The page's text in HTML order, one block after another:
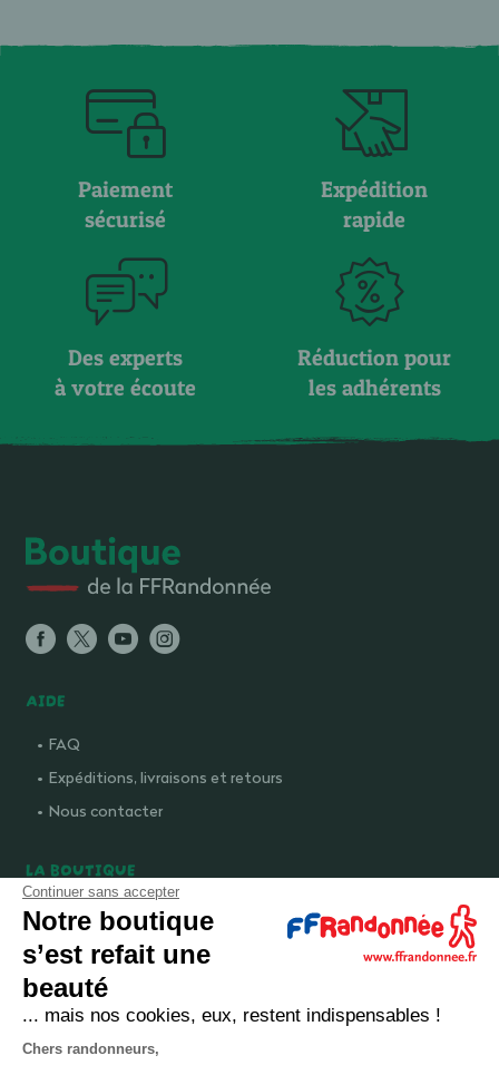
Paiement
sécurisé
Expédition
rapide
Des experts
à votre écoute
Réduction pour
les adhérents
AIDE
FAQ
Expéditions, livraisons et retours
Nous contacter
LA BOUTIQUE
Qui sommes-nous ?
Comment devenir adhérent ?
Mentions légales
CGV et politique de confidentialité
Cookies
Continuer sans accepter
Notre boutique
s’est refait une
beauté
... mais nos cookies, eux, restent indispensables !
Chers randonneurs,